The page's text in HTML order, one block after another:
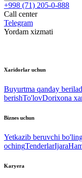
+998 (71) 205-0-888
Call center
Telegram
Yordam xizmati
Xaridorlar uchun
Buyurtma qanday
berishTo'lovDorixona
Biznes uchun
Yetkazib beruvchi
ochingTenderlarIjara
Karyera